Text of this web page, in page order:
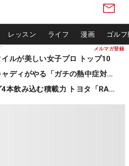
メルマガ登録
レッスン ライフ 漫画 ゴル
ルが美しい女子プロ トップ10
女子プロやキャディがやる「ガチの熱中症対策」
ゴルフバッグ4本飲み込む積載力 トヨタ「RAV4」